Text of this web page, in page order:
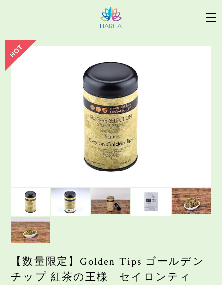
【数量限定】Golden Tips ゴールデン
チップ 紅茶の王様 セイロンティ